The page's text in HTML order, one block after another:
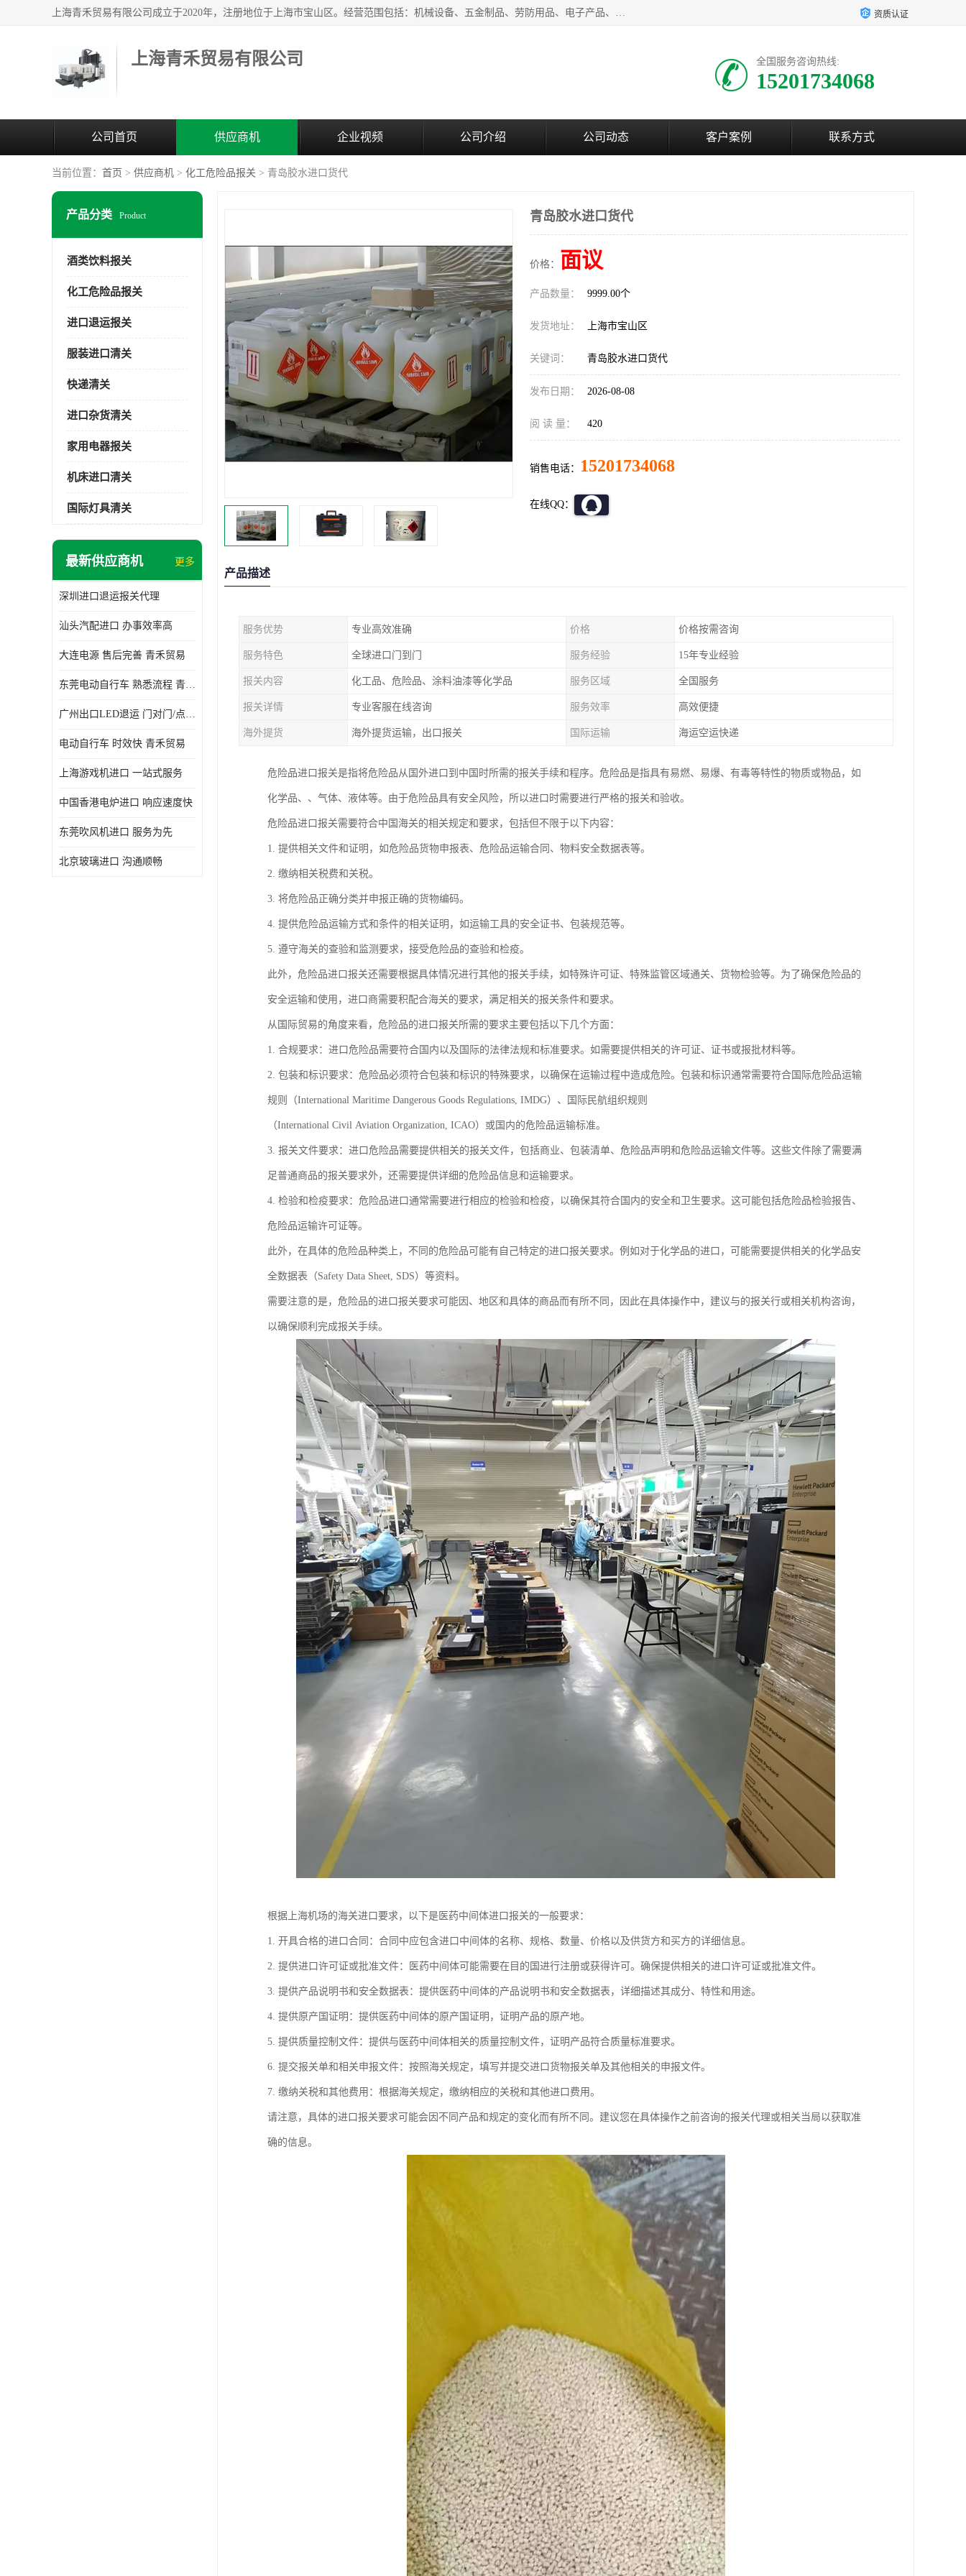
上海青禾贸易有限公司成立于2020年，注册地位于上海市宝山区。经营范围包括：机械设备、五金制品、劳防用品、电子产品、塑胶制品、家具、模具、纺织品、仪器仪表、建筑材料、装饰材料、化工产品、金属制品、机车配件等货物进出口报关、清关服务。 资质认证
上海青禾贸易有限公司 全国服务咨询热线:
15201734068
公司首页 供应商机 企业视频 公司介绍 公司动态 客户案例 联系方式
当前位置： 首页 > 供应商机 > 化工危险品报关 > 青岛胶水进口货代
产品分类 Product
酒类饮料报关
化工危险品报关
进口退运报关
服装进口清关
快递清关
进口杂货清关
家用电器报关
机床进口清关
国际灯具清关
最新供应商机 更多
深圳进口退运报关代理
汕头汽配进口 办事效率高
大连电源 售后完善 青禾贸易
东莞电动自行车 熟悉流程 青禾贸易
广州出口LED退运 门对门/点对点
电动自行车 时效快 青禾贸易
上海游戏机进口 一站式服务
中国香港电炉进口 响应速度快
东莞吹风机进口 服务为先
北京玻璃进口 沟通顺畅
青岛胶水进口货代
价格： 面议
产品数量： 9999.00个
发货地址： 上海市宝山区
关键词： 青岛胶水进口货代
发布日期： 2026-08-08
阅 读 量： 420
销售电话： 15201734068
在线QQ：
产品描述
服务优势 专业高效准确 价格 价格按需咨询
服务特色 全球进口门到门 服务经验 15年专业经验
报关内容 化工品、危险品、涂料油漆等化学品 服务区域 全国服务
报关详情 专业客服在线咨询 服务效率 高效便捷
海外提货 海外提货运输，出口报关 国际运输 海运空运快递
危险品进口报关是指将危险品从国外进口到中国时所需的报关手续和程序。危险品是指具有易燃、易爆、有毒等特性的物质或物品，如
化学品、、气体、液体等。由于危险品具有安全风险，所以进口时需要进行严格的报关和验收。
危险品进口报关需要符合中国海关的相关规定和要求，包括但不限于以下内容：
1. 提供相关文件和证明，如危险品货物申报表、危险品运输合同、物料安全数据表等。
2. 缴纳相关税费和关税。
3. 将危险品正确分类并申报正确的货物编码。
4. 提供危险品运输方式和条件的相关证明，如运输工具的安全证书、包装规范等。
5. 遵守海关的查验和监测要求，接受危险品的查验和检疫。
此外，危险品进口报关还需要根据具体情况进行其他的报关手续，如特殊许可证、特殊监管区域通关、货物检验等。为了确保危险品的
安全运输和使用，进口商需要积配合海关的要求，满足相关的报关条件和要求。
从国际贸易的角度来看，危险品的进口报关所需的要求主要包括以下几个方面：
1. 合规要求：进口危险品需要符合国内以及国际的法律法规和标准要求。如需要提供相关的许可证、证书或报批材料等。
2. 包装和标识要求：危险品必须符合包装和标识的特殊要求，以确保在运输过程中造成危险。包装和标识通常需要符合国际危险品运输
规则（International Maritime Dangerous Goods Regulations, IMDG）、国际民航组织规则
（International Civil Aviation Organization, ICAO）或国内的危险品运输标准。
3. 报关文件要求：进口危险品需要提供相关的报关文件，包括商业、包装清单、危险品声明和危险品运输文件等。这些文件除了需要满
足普通商品的报关要求外，还需要提供详细的危险品信息和运输要求。
4. 检验和检疫要求：危险品进口通常需要进行相应的检验和检疫，以确保其符合国内的安全和卫生要求。这可能包括危险品检验报告、
危险品运输许可证等。
此外，在具体的危险品种类上，不同的危险品可能有自己特定的进口报关要求。例如对于化学品的进口，可能需要提供相关的化学品安
全数据表（Safety Data Sheet, SDS）等资料。
需要注意的是，危险品的进口报关要求可能因、地区和具体的商品而有所不同，因此在具体操作中，建议与的报关行或相关机构咨询，
以确保顺利完成报关手续。
根据上海机场的海关进口要求，以下是医药中间体进口报关的一般要求：
1. 开具合格的进口合同：合同中应包含进口中间体的名称、规格、数量、价格以及供货方和买方的详细信息。
2. 提供进口许可证或批准文件：医药中间体可能需要在目的国进行注册或获得许可。确保提供相关的进口许可证或批准文件。
3. 提供产品说明书和安全数据表：提供医药中间体的产品说明书和安全数据表，详细描述其成分、特性和用途。
4. 提供原产国证明：提供医药中间体的原产国证明，证明产品的原产地。
5. 提供质量控制文件：提供与医药中间体相关的质量控制文件，证明产品符合质量标准要求。
6. 提交报关单和相关申报文件：按照海关规定，填写并提交进口货物报关单及其他相关的申报文件。
7. 缴纳关税和其他费用：根据海关规定，缴纳相应的关税和其他进口费用。
请注意，具体的进口报关要求可能会因不同产品和规定的变化而有所不同。建议您在具体操作之前咨询的报关代理或相关当局以获取准
确的信息。